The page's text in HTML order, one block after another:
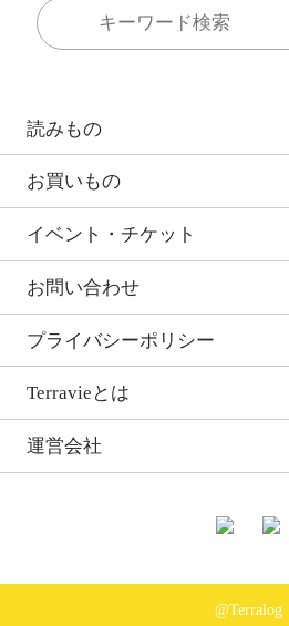
読みもの
お買いもの
イベント・チケット
お問い合わせ
プライバシーポリシー
Terravieとは
運営会社
@Terralog